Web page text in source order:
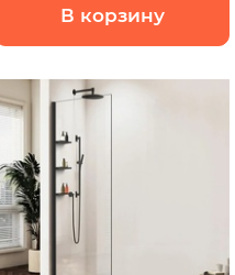
В корзину